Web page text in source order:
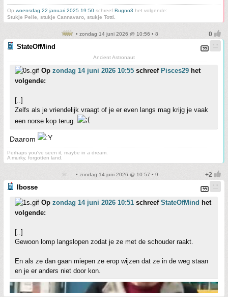
Op woensdag 22 januari 2025 19:50 schreef Bugno3 het volgende:
Stukje Pelle, stukje Cannavaro, stukje Totti.
• zondag 14 juni 2026 @ 10:56 • 8
StateOfMind
Ancient Astronaut
Op zondag 14 juni 2026 10:55 schreef Pisces29 het
volgende:
[..]
Zelfs als je vriendelijk vraagt of je er even langs mag krijg je vaak
een norse kop terug.
Daarom
Perhaps you've seen it, maybe in a dream.
A murky, forgotten land.
• zondag 14 juni 2026 @ 10:57 • 9
lbosse
Op zondag 14 juni 2026 10:51 schreef StateOfMind het
volgende:
[..]
Gewoon lomp langslopen zodat je ze met de schouder raakt.
En als ze dan gaan miepen ze erop wijzen dat ze in de weg staan
en je er anders niet door kon.